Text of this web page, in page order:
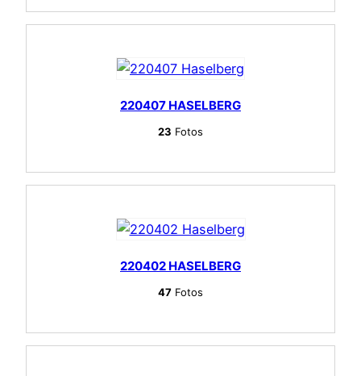
220407 HASELBERG
23 Fotos
220402 HASELBERG
47 Fotos